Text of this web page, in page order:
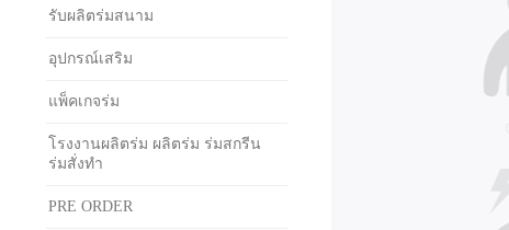
รับผลิตร่มสนาม
อุปกรณ์เสริม
แพ็คเกจร่ม
โรงงานผลิตร่ม ผลิตร่ม ร่มสกรีน
ร่มสั่งทำ
PRE ORDER